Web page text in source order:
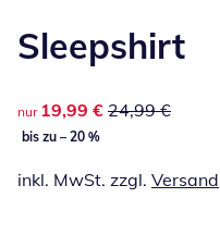
Sleepshirt
reduzierter Preis 19,99
nur 19,99 € 24,99 €
bis zu – 20 %
inkl. MwSt. zzgl. Versand